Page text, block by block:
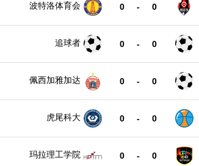
波特洛体育会 0 - 0
追球者 0 - 0
佩西加雅加达 0 - 0
虎尾科大 0 - 0
玛拉理工学院 0 - 0